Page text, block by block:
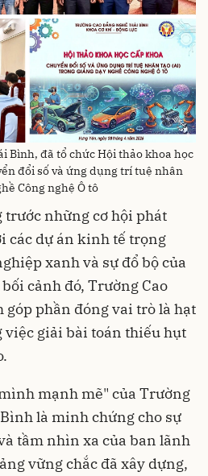
Bình, đã tổ chức Hội thảo khoa học
đổi số và ứng dụng trí tuệ nhân
Công nghệ Ô tô
trước những cơ hội phát
các dự án kinh tế trọng
xanh và sự đổ bộ của
cảnh đó, Trường Cao
góp phần đóng vai trò là hạt
việc giải bài toán thiếu hụt
mạnh mẽ" của Trường
là minh chứng cho sự
tầm nhìn xa của ban lãnh
vững chắc đã xây dựng,